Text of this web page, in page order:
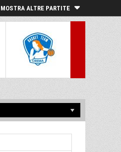
MOSTRA ALTRE PARTITE